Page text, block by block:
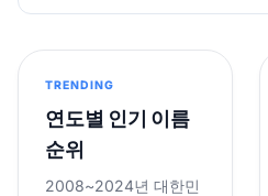
TRENDING
연도별 인기 이름
순위
2008~2024년 대한민